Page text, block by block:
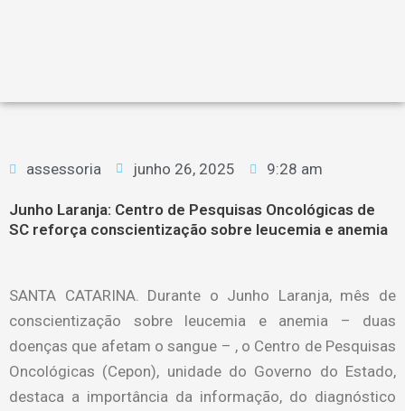
assessoria junho 26, 2025 9:28 am
Junho Laranja: Centro de Pesquisas Oncológicas de
SC reforça conscientização sobre leucemia e anemia
SANTA CATARINA. Durante o Junho Laranja, mês de
conscientização sobre leucemia e anemia – duas
doenças que afetam o sangue – , o Centro de Pesquisas
Oncológicas (Cepon), unidade do Governo do Estado,
destaca a importância da informação, do diagnóstico